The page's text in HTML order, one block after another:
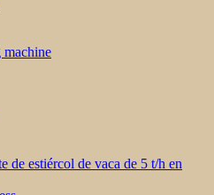
machine
de estiércol de vaca de 5 t/h en